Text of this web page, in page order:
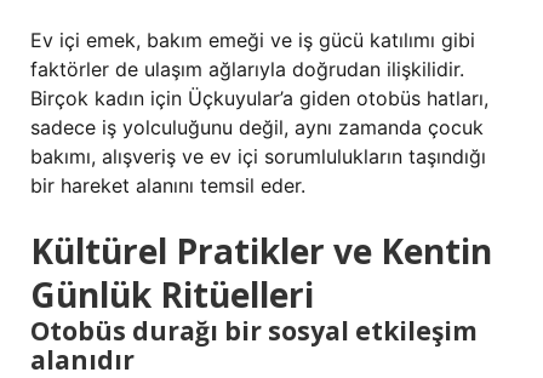
Ev içi emek, bakım emeği ve iş gücü katılımı gibi
faktörler de ulaşım ağlarıyla doğrudan ilişkilidir.
Birçok kadın için Üçkuyular’a giden otobüs hatları,
sadece iş yolculuğunu değil, aynı zamanda çocuk
bakımı, alışveriş ve ev içi sorumlulukların taşındığı
bir hareket alanını temsil eder.
Kültürel Pratikler ve Kentin
Günlük Ritüelleri
Otobüs durağı bir sosyal etkileşim
alanıdır